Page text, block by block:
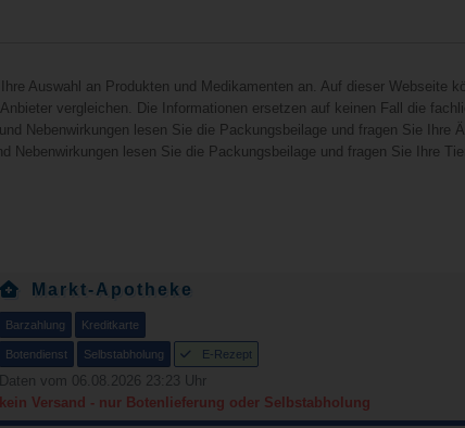
Auswahl an Produkten und Medikamenten an. Auf dieser Webseite
vergleichen. Die Informationen ersetzen auf keinen Fall die
Nebenwirkungen lesen Sie die Packungsbeilage und fragen Sie Ihre
Nebenwirkungen lesen Sie die Packungsbeilage und fragen Sie Ihre
Markt-Apotheke
Barzahlung Kreditkarte
Botendienst Selbstabholung E-Rezept
Daten vom 06.08.2026 23:23 Uhr
kein Versand - nur Botenlieferung oder Selbstabholung